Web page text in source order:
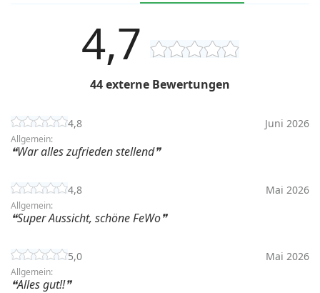
4,7
44 externe Bewertungen
4,8 Juni 2026
Allgemein:
War alles zufrieden stellend
4,8 Mai 2026
Allgemein:
Super Aussicht, schöne FeWo
5,0 Mai 2026
Allgemein:
Alles gut!!